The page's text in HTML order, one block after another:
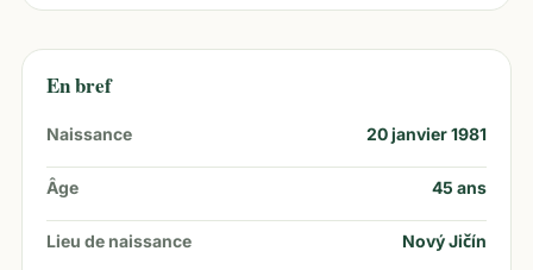
En bref
Naissance 20 janvier 1981
Âge 45 ans
Lieu de naissance Nový Jičín